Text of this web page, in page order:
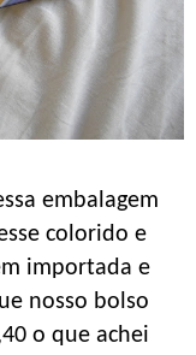
embalagem
colorido e
importada e
nosso bolso
o que achei